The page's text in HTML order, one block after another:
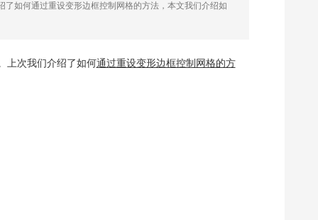
如何通过重设变形边框控制网格的方法，本文我们介绍如
次我们介绍了如何通过重设变形边框控制网格的方